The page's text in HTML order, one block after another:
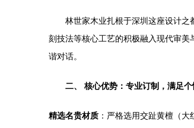
林世家木业扎根于深圳这座设计之
刻技法等核心工艺的积极融入现代审
谐对话。
二、 核心优势：专业订制，满足
精选名贵材质 ：严格选用交趾黄檀（